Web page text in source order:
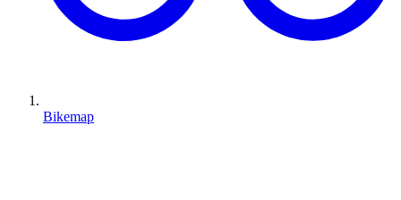
Bikemap